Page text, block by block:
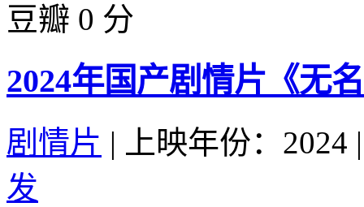
豆瓣 0 分
2024年国产剧情片《无
剧情片 | 上映年份：2024 |
发